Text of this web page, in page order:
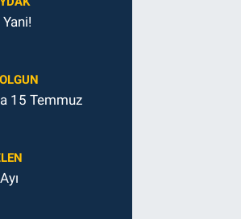
15 Temmuz